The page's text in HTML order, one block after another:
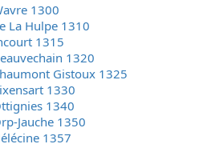
1300
La Hulpe 1310
1315
1320
Gistoux 1325
1330
1340
Jauche 1350
1357